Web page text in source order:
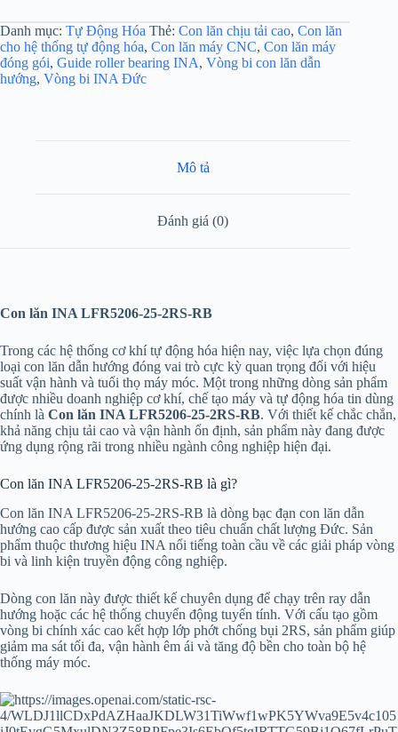
Danh mục: Tự Động Hóa Thẻ: Con lăn chịu tải cao, Con lăn
cho hệ thống tự động hóa, Con lăn máy CNC, Con lăn máy
đóng gói, Guide roller bearing INA, Vòng bi con lăn dẫn
hướng, Vòng bi INA Đức
Mô tả
Đánh giá (0)
Con lăn INA LFR5206-25-2RS-RB
Trong các hệ thống cơ khí tự động hóa hiện nay, việc lựa chọn đúng
loại con lăn dẫn hướng đóng vai trò cực kỳ quan trọng đối với hiệu
suất vận hành và tuổi thọ máy móc. Một trong những dòng sản phẩm
được nhiều doanh nghiệp cơ khí, chế tạo máy và tự động hóa tin dùng
chính là Con lăn INA LFR5206-25-2RS-RB. Với thiết kế chắc chắn,
khả năng chịu tải cao và vận hành ổn định, sản phẩm này đang được
ứng dụng rộng rãi trong nhiều ngành công nghiệp hiện đại.
Con lăn INA LFR5206-25-2RS-RB là gì?
Con lăn INA LFR5206-25-2RS-RB là dòng bạc đạn con lăn dẫn
hướng cao cấp được sản xuất theo tiêu chuẩn chất lượng Đức. Sản
phẩm thuộc thương hiệu INA nổi tiếng toàn cầu về các giải pháp vòng
bi và linh kiện truyền động công nghiệp.
Dòng con lăn này được thiết kế chuyên dụng để chạy trên ray dẫn
hướng hoặc các hệ thống chuyển động tuyến tính. Với cấu tạo gồm
vòng bi chính xác cao kết hợp lớp phớt chống bụi 2RS, sản phẩm giúp
giảm ma sát tối đa, vận hành êm ái và tăng độ bền cho toàn bộ hệ
thống máy móc.